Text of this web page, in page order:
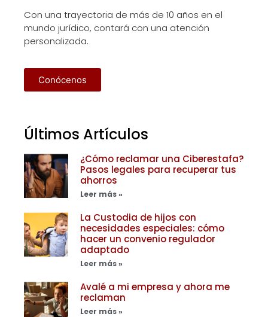
Con una trayectoria de más de 10 años en el
mundo jurídico, contará con una atención
personalizada.
Conócenos
Últimos Artículos
¿Cómo reclamar una Ciberestafa?
Pasos legales para recuperar tus
ahorros
Leer más »
La Custodia de hijos con
necesidades especiales: cómo
hacer un convenio regulador
adaptado
Leer más »
Avalé a mi empresa y ahora me
reclaman
Leer más »